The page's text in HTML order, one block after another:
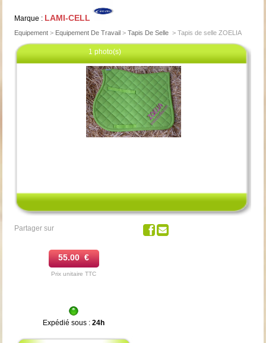
Marque : LAMI-CELL
Equipement > Equipement De Travail > Tapis De Selle > Tapis de selle ZOELIA
1 photo(s)
Partager sur
55.00 €
Prix unitaire TTC
Expédié sous :24h